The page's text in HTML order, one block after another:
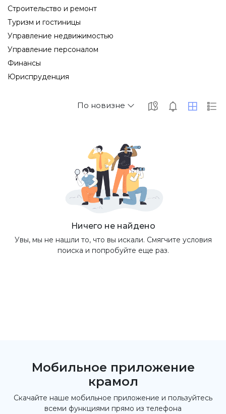
Строительство и ремонт
Туризм и гостиницы
Управление недвижимостью
Управление персоналом
Финансы
Юриспруденция
По новизне
Ничего не найдено
Увы, мы не нашли то, что вы искали. Смягчите условия
поиска и попробуйте еще раз.
Мобильное приложение
крамол
Скачайте наше мобильное приложение и пользуйтесь
всеми функциями прямо из телефона